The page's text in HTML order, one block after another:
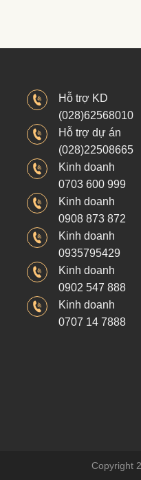
Hỗ trợ KD
(028)62568010
Hỗ trợ dự án
(028)22508665
Kinh doanh
0703 600 999
Kinh doanh
0908 873 872
Kinh doanh
0935795429
Kinh doanh
0902 547 888
Kinh doanh
0707 14 7888
Copyright